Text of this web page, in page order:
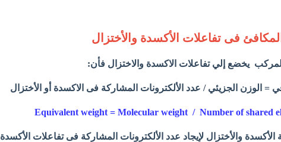
فى تفاعلات الأكسدة والأختزال
يخضع إلي تفاعلات الاكسدة والاختزال فأن:
= الوزن الجزيئي / عدد الألكترونات المشاركة فى الاكسدة أو الأختزال
Equivalent weight = Molecular weight / Number of shared
الأكسدة والأختزال لإيجاد عدد الألكترونات المشاركة فى تفاعلات الأكسدة